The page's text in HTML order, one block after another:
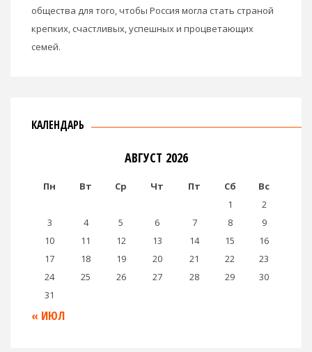
общества для того, чтобы Россия могла стать страной
крепких, счастливых, успешных и процветающих
семей.
КАЛЕНДАРЬ
АВГУСТ 2026
Пн Вт Ср Чт Пт Сб Вс
« ИЮЛ
1
2
3
4 5 6 7 8
9
10
11 12 13 14 15
16
17
18 19 20 21 22
23
24
25 26 27 28 29
30
31